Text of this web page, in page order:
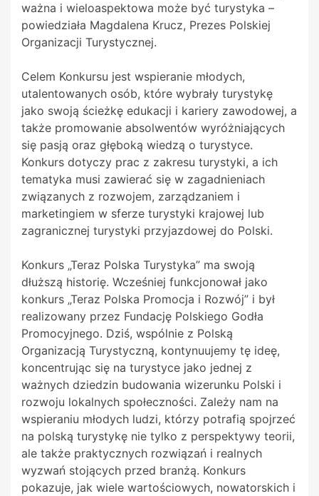
ważna i wieloaspektowa może być turystyka –
powiedziała Magdalena Krucz, Prezes Polskiej
Organizacji Turystycznej.
Celem Konkursu jest wspieranie młodych,
utalentowanych osób, które wybrały turystykę
jako swoją ścieżkę edukacji i kariery zawodowej, a
także promowanie absolwentów wyróżniających
się pasją oraz głęboką wiedzą o turystyce.
Konkurs dotyczy prac z zakresu turystyki, a ich
tematyka musi zawierać się w zagadnieniach
związanych z rozwojem, zarządzaniem i
marketingiem w sferze turystyki krajowej lub
zagranicznej turystyki przyjazdowej do Polski.
Konkurs „Teraz Polska Turystyka” ma swoją
dłuższą historię. Wcześniej funkcjonował jako
konkurs „Teraz Polska Promocja i Rozwój” i był
realizowany przez Fundację Polskiego Godła
Promocyjnego. Dziś, wspólnie z Polską
Organizacją Turystyczną, kontynuujemy tę ideę,
koncentrując się na turystyce jako jednej z
ważnych dziedzin budowania wizerunku Polski i
rozwoju lokalnych społeczności. Zależy nam na
wspieraniu młodych ludzi, którzy potrafią spojrzeć
na polską turystykę nie tylko z perspektywy teorii,
ale także praktycznych rozwiązań i realnych
wyzwań stojących przed branżą. Konkurs
pokazuje, jak wiele wartościowych, nowatorskich i